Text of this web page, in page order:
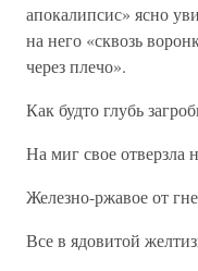
апокалипсис» ясно
на него «сквозь
через плечо».
Как будто глубь
На миг свое отверзла
Железно-ржавое от
Все в ядовитой